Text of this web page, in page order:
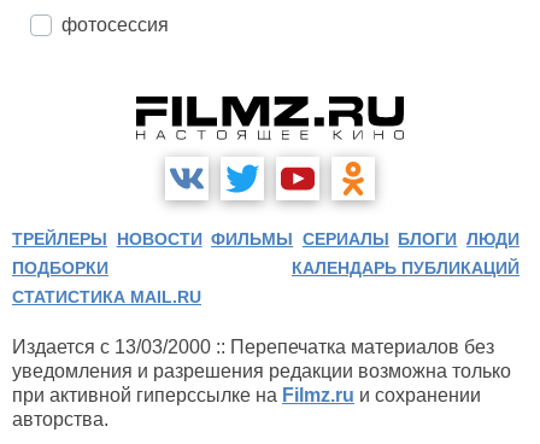
фотосессия
ТРЕЙЛЕРЫ НОВОСТИ ФИЛЬМЫ СЕРИАЛЫ БЛОГИ ЛЮДИ
ПОДБОРКИ
КАЛЕНДАРЬ ПУБЛИКАЦИЙ
СТАТИСТИКА MAIL.RU
Издается с 13/03/2000 :: Перепечатка материалов без
уведомления и разрешения редакции возможна только
при активной гиперссылке на Filmz.ru и сохранении
авторства.